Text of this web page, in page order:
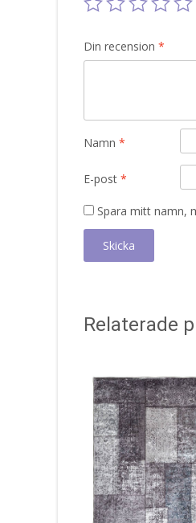
Din recension *
Namn *
E-post *
Spara mitt namn,
Relaterade